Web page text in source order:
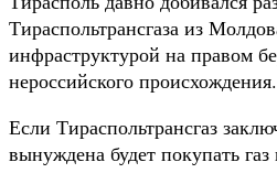
Тираспольтрансгаза из
инфраструктурой на правом
нероссийского происхождения.
Если Тираспольтрансгаз
вынуждена будет покупать